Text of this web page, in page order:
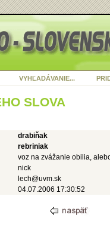
VYHĽADÁVANIE...
SLOVA
drabiňak
rebriniak
voz na zvážanie obilia,
nick
lech@uvm.sk
04.07.2006 17:30:52